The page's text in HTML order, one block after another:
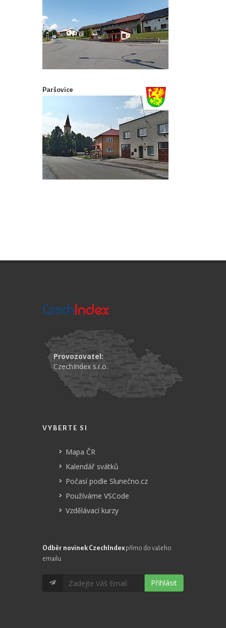
Paršovice
Provozovatel:
CzechIndex s.r.o.
VYBERTE SI
Mapa ČR
Kalendář svátků
Počasí podle Slunečno.cz
Používáme VSCode
Vzdělávací kurzy
Odběr novinek CzechIndex přímo do vašeho
emailu
Přihlásit